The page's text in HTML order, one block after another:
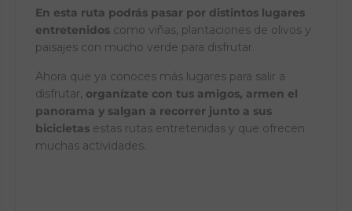
En esta ruta podrás pasar por distintos lugares
entretenidos como viñas, plantaciones de olivos y
paisajes con mucho verde para disfrutar.
Ahora que ya conoces más lugares para salir a
disfrutar, organízate con tus amigos, armen el
panorama y salgan a recorrer junto a sus
bicicletas estas rutas entretenidas y que ofrecen
muchas actividades.